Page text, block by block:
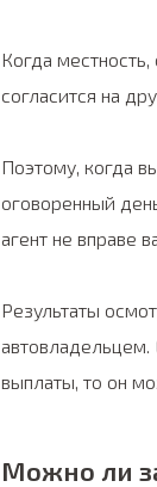
Когда
согласится на
Поэтому, когда
оговоренный
агент не вправе
Результаты
выплаты, то он
Можно ли